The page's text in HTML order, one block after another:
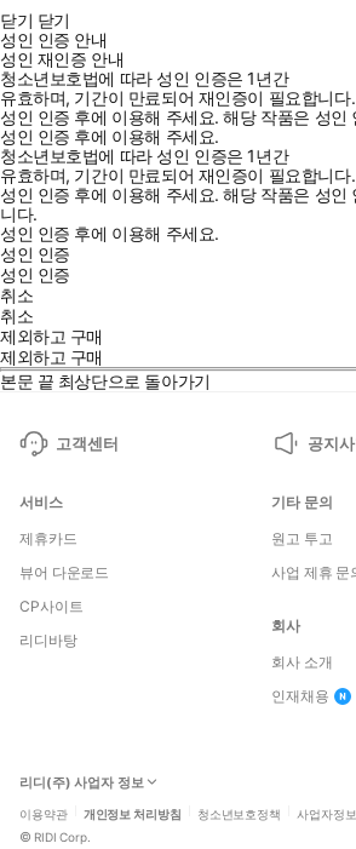
닫기 닫기
성인 인증 안내
성인 재인증 안내
청소년보호법에 따라 성인 인증은 1년간
유효하며, 기간이 만료되어 재인증이 필요합니다.
성인 인증 후에 이용해 주세요.해당 작품은 성인
성인 인증 후에 이용해 주세요.
청소년보호법에 따라 성인 인증은 1년간
유효하며, 기간이 만료되어 재인증이 필요합니다.
성인 인증 후에 이용해 주세요.해당 작품은 성인
니다.
성인 인증 후에 이용해 주세요.
성인 인증
성인 인증
취소
취소
제외하고 구매
제외하고 구매
본문 끝 최상단으로 돌아가기
고객센터 공지
서비스
제휴카드
뷰어 다운로드
CP사이트
리디바탕
기타 문의
원고 투고
사업 제휴 문
회사
회사 소개
인재채용
리디(주) 사업자 정보
이용약관 개인정보 처리방침 청소년보호정책 사업자정
© RIDI Corp.